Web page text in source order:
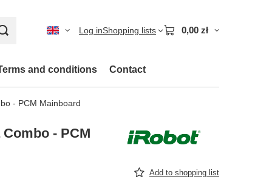
Log inShopping lists 0,00 zł
and conditions Contact
- PCM Mainboard
- PCM
Add to shopping list